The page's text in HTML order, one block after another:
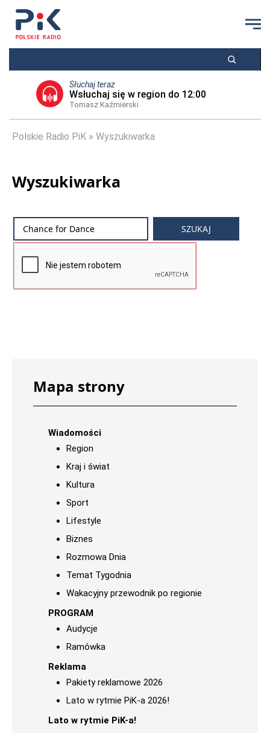
Słuchaj teraz
Wsłuchaj się w region do 12:00
Tomasz Kaźmierski
Polskie Radio PiK Wyszukiwarka
Wyszukiwarka
Mapa strony
Wiadomości
Region
Kraj i świat
Kultura
Sport
Lifestyle
Biznes
Rozmowa Dnia
Temat Tygodnia
Wakacyjny przewodnik po regionie
PROGRAM
Audycje
Ramówka
Reklama
Pakiety reklamowe 2026
Lato w rytmie PiK-a 2026!
Lato w rytmie PiK-a!